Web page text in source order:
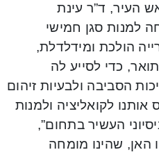
העיר, ד”ר עינת
למנות סגן חמישי
הולכת ומידלדלת,
כדי לסייע לה
הסביבה ולבעיות זיהום
לקואליציה ולמנות
העשיר בתחום”,
האן, שהינו מומחה